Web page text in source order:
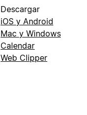
Descargar
iOS y Android
Mac y Windows
Calendar
Web Clipper